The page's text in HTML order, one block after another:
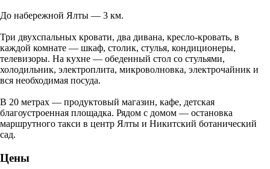
До набережной Ялты — 3 км.
Три двухспальных кровати, два дивана, кресло-кровать, в
каждой комнате — шкаф, столик, стулья, кондиционеры,
телевизоры. На кухне — обеденный стол со стульями,
холодильник, электроплита, микроволновка, электрочайник и
вся необходимая посуда.
В 20 метрах — продуктовый магазин, кафе, детская
благоустроенная площадка. Рядом с домом — остановка
маршрутного такси в центр Ялты и Никитский ботанический
сад.
Цены